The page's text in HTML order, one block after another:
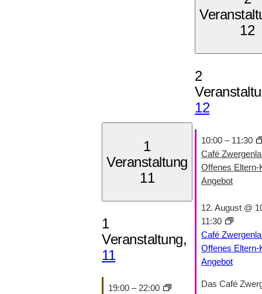
1
Veranstaltung
11
1
Veranstaltung,
11
19:00 –22:00
12
2
12
10:00 – 11:30
Café
Offenes Eltern-
Angebot
12. August @
11:30
Café
Offenes Eltern-
Angebot
Das Café